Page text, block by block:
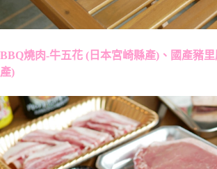
BBQ燒肉-牛五花 (日本宮崎縣產)、國產豬
產)